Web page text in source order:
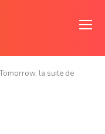
la suite de